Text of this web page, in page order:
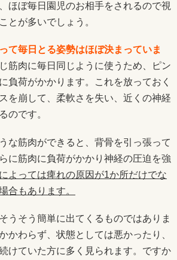
ほぼ毎日園児のお相手をされるので視
とが多いでしょう。
て毎日とる姿勢はほぼ決まっていま
筋肉に毎日同じように使うため、ピン
負荷がかかります。これを放っておく
を崩して、柔軟さを失い、近くの神経
のです。
な筋肉ができると、背骨を引っ張って
に筋肉に負荷がかかり神経の圧迫を強
よっては痺れの原因が1か所だけでな
合もあります。
うそう簡単に出てくるものではありま
かわらず、状態としては悪かったり、
けていた方に多く見られます。ですか